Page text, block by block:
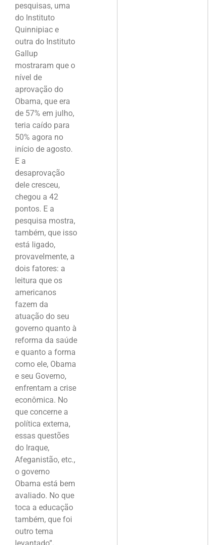
pesquisas, uma
do Instituto
Quinnipiac e
outra do Instituto
Gallup
mostraram que o
nível de
aprovação do
Obama, que era
de 57% em julho,
teria caído para
50% agora no
início de agosto.
E a
desaprovação
dele cresceu,
chegou a 42
pontos. E a
pesquisa mostra,
também, que isso
está ligado,
provavelmente, a
dois fatores: a
leitura que os
americanos
fazem da
atuação do seu
governo quanto à
reforma da saúde
e quanto a forma
como ele, Obama
e seu Governo,
enfrentam a crise
econômica. No
que concerne a
política externa,
essas questões
do Iraque,
Afeganistão, etc.,
o governo
Obama está bem
avaliado. No que
toca a educação
também, que foi
outro tema